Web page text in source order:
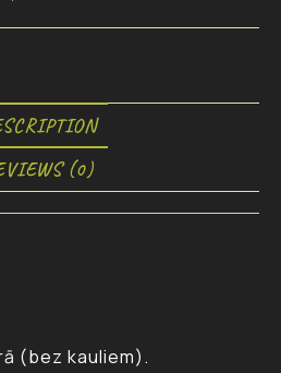
(0)
(bez kauliem).